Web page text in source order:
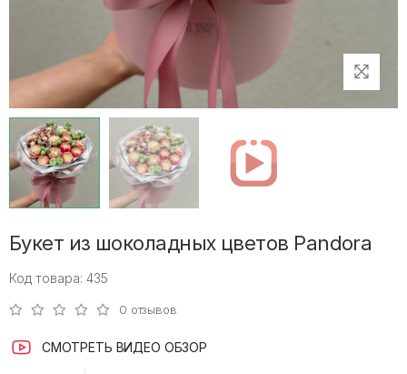
Букет из шоколадных цветов Pandora
Код товара: 435
0 отзывов
СМОТРЕТЬ ВИДЕО ОБЗОР